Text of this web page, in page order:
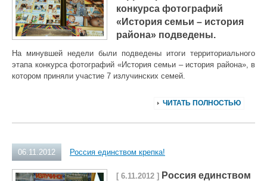
конкурса фотографий
«История семьи – история
района» подведены.
На минувшей недели были подведены итоги территориального
этапа конкурса фотографий «История семьи – история района», в
котором приняли участие 7 излучинских семей.
ЧИТАТЬ ПОЛНОСТЬЮ
06.11.2012 Россия единством крепка!
[ 6.11.2012 ] Россия единством